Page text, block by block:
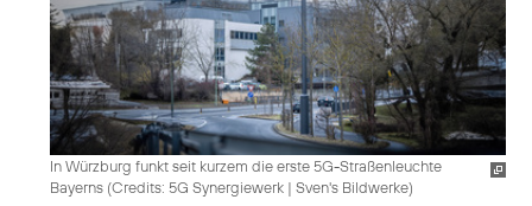
In Würzburg funkt seit kurzem die erste 5G-Straßenleuchte
Bayerns (Credits: 5G Synergiewerk | Sven's Bildwerke)